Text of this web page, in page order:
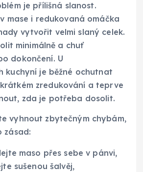
je přílišná slanost.
mase i redukovaná omáčka
vytvořit velmi slaný celek.
minimálně a chuť
dokončení. U
kuchyní je běžné ochutnat
zredukování a teprve
zda je potřeba dosolit.
vyhnout zbytečným chybám,
zásad:
maso přes sebe v pánvi,
sušenou šalvěj,